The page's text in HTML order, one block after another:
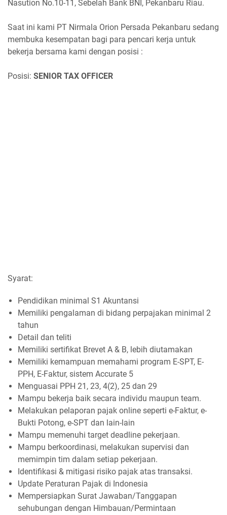
Nasution No.10-11, Sebelah Bank BNI, Pekanbaru Riau.
Saat ini kami PT Nirmala Orion Persada Pekanbaru sedang
membuka kesempatan bagi para pencari kerja untuk
bekerja bersama kami dengan posisi :
Posisi: SENIOR TAX OFFICER
Syarat:
Pendidikan minimal S1 Akuntansi
Memiliki pengalaman di bidang perpajakan minimal 2
tahun
Detail dan teliti
Memiliki sertifikat Brevet A & B, lebih diutamakan
Memiliki kemampuan memahami program E-SPT, E-
PPH, E-Faktur, sistem Accurate 5
Menguasai PPH 21, 23, 4(2), 25 dan 29
Mampu bekerja baik secara individu maupun team.
Melakukan pelaporan pajak online seperti e-Faktur, e-
Bukti Potong, e-SPT dan lain-lain
Mampu memenuhi target deadline pekerjaan.
Mampu berkoordinasi, melakukan supervisi dan
memimpin tim dalam setiap pekerjaan.
Identifikasi & mitigasi risiko pajak atas transaksi.
Update Peraturan Pajak di Indonesia
Mempersiapkan Surat Jawaban/Tanggapan
sehubungan dengan Himbauan/Permintaan